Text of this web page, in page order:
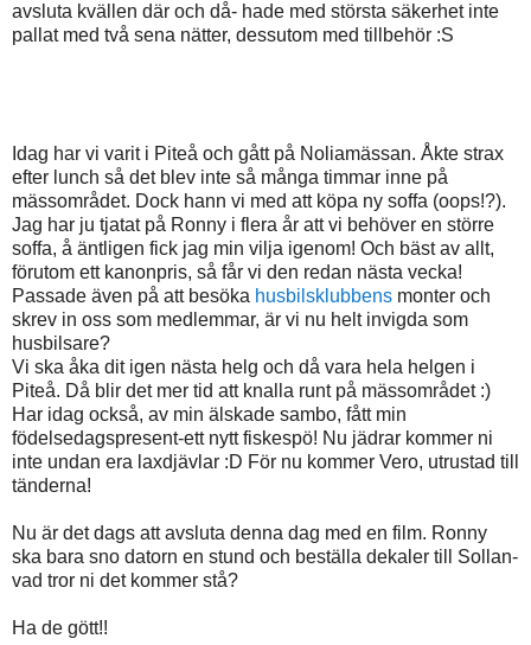
avsluta kvällen där och då- hade med största säkerhet inte
pallat med två sena nätter, dessutom med tillbehör :S
Idag har vi varit i Piteå och gått på Noliamässan. Åkte strax
efter lunch så det blev inte så många timmar inne på
mässområdet. Dock hann vi med att köpa ny soffa (oops!?).
Jag har ju tjatat på Ronny i flera år att vi behöver en större
soffa, å äntligen fick jag min vilja igenom! Och bäst av allt,
förutom ett kanonpris, så får vi den redan nästa vecka!
Passade även på att besöka husbilsklubbens monter och
skrev in oss som medlemmar, är vi nu helt invigda som
husbilsare?
Vi ska åka dit igen nästa helg och då vara hela helgen i
Piteå. Då blir det mer tid att knalla runt på mässområdet :)
Har idag också, av min älskade sambo, fått min
födelsedagspresent-ett nytt fiskespö! Nu jädrar kommer ni
inte undan era laxdjävlar :D För nu kommer Vero, utrustad till
tänderna!
Nu är det dags att avsluta denna dag med en film. Ronny
ska bara sno datorn en stund och beställa dekaler till Sollan-
vad tror ni det kommer stå?
Ha de gött!!